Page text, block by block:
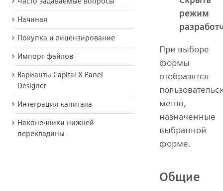
Начиная
Покупка и лицензирование
Импорт файлов
Варианты Capital X Panel
Designer
Интеграция капитала
Наконечники нижней
перекладины
режим
При выборе
формы
отобразятся
меню,
назначенные
выбранной
форме.
Общие